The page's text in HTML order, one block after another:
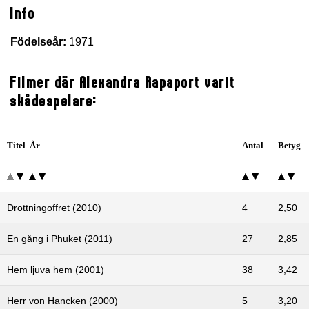
Info
Födelseår: 1971
Filmer där Alexandra Rapaport varit
skådespelare:
Titel År Antal Betyg
Drottningoffret (2010) 4 2,50
En gång i Phuket (2011) 27 2,85
Hem ljuva hem (2001) 38 3,42
Herr von Hancken (2000) 5 3,20